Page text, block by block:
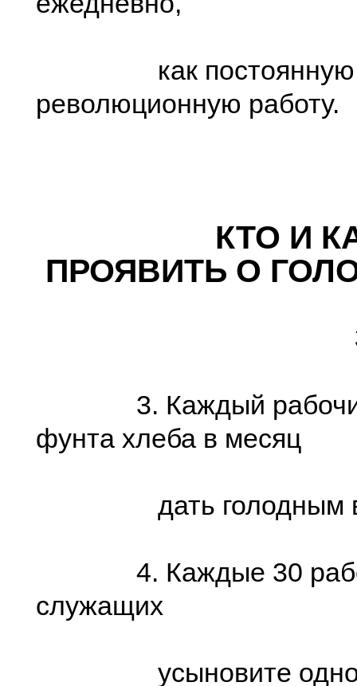
как постоянную
революционную работу.
КТО И КАК
ПРОЯВИТЬ О
3. Каждый
фунта хлеба в месяц
дать голодным в
4. Каждые 30
служащих
усыновите